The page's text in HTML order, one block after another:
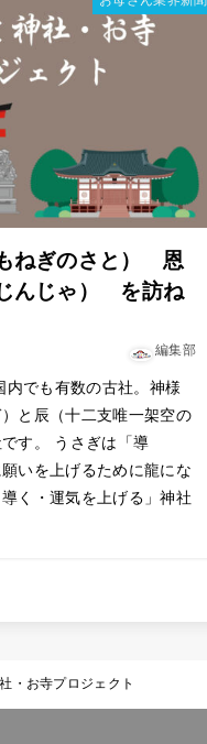
ねぎのさと） 恩
んじゃ） を訪ね
編集部
でも有数の古社。神様
と辰（十二支唯一架空の
す。 うさぎは「導
いを上げるために龍にな
く・運気を上げる」神社
・お寺プロジェクト